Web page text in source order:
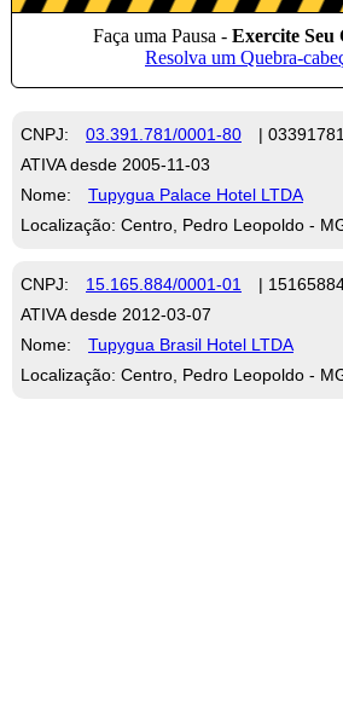
CNPJ: 03.391.781/0001-80
|
ATIVA desde 2005-11-03
Nome:
Tupygua Palace Hotel LTDA
Localização: Centro, Pedro Leopoldo -
CNPJ: 15.165.884/0001-01
|
ATIVA desde 2012-03-07
Nome:
Tupygua Brasil Hotel LTDA
Localização: Centro, Pedro Leopoldo -